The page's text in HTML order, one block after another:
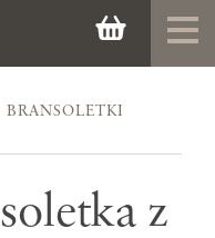
BRANSOLETKI
z